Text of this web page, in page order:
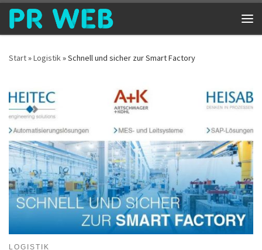
Zum Inhalt springen
Start»Logistik»Schnell und sicher zur Smart Factory
LOGISTIK